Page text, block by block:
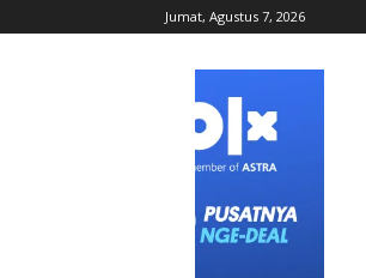
Jumat, Agustus 7, 2026